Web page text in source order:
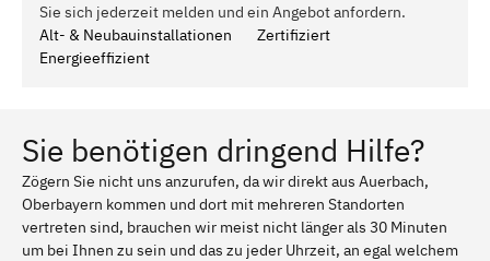
Sie sich jederzeit melden und ein Angebot anfordern.
Alt- & Neubauinstallationen
Zertifiziert
Energieeffizient
Sie benötigen dringend Hilfe?
Zögern Sie nicht uns anzurufen, da wir direkt aus Auerbach,
Oberbayern kommen und dort mit mehreren Standorten
vertreten sind, brauchen wir meist nicht länger als 30 Minuten
um bei Ihnen zu sein und das zu jeder Uhrzeit, an egal welchem